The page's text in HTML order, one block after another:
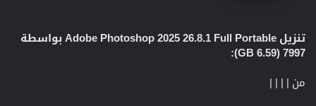
تنزيل Adobe Photoshop 2025 26.8.1 Full Portable بواسطة
7997 (6.59 GB):
من |
|
|
|